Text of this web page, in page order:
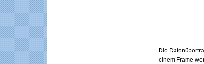
Die
einem Frame